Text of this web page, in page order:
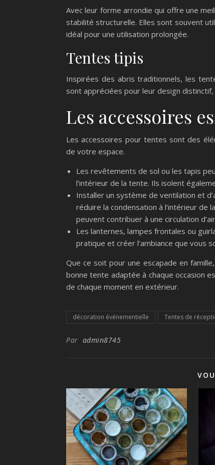
Avec leur forme arrondie qui offre une
stabilité structurelle. Elles sont souvent
idéal pour une utilisation prolongée.
Tentes tipis
Inspirées des abris traditionnels, les
sont appréciées pour leur design
Les accessoires
Les accessoires pour tentes sont des
de votre espace.
Les revêtements de sol ou les tapis
l’intérieur de la tente. Ils isolent
Installer un système de ventilation et
réduire la condensation à l’intérieur
peuvent contribuer à une circulation
Les lanternes, lampes frontales ou
pratique et créer l’ambiance que vous
Que ce soit pour une escapade en
bonne tente adaptée à chaque occasion
de chaque moment en extérieur.
décoration événementielle Tentes de
Par admin8745